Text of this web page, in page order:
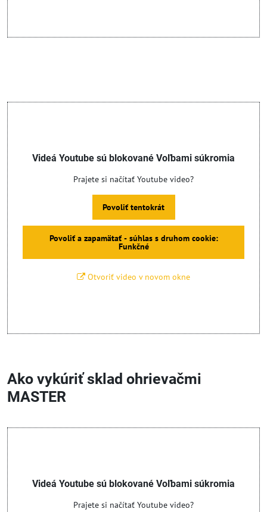
Videá Youtube sú blokované Voľbami súkromia
Prajete si načítať Youtube video?
Povoliť tentokrát
Povoliť a zapamätať - súhlas s druhom cookie:
Funkčné
Otvoriť video v novom okne
Ako vykúriť sklad ohrievačmi
MASTER
Videá Youtube sú blokované Voľbami súkromia
Prajete si načítať Youtube video?